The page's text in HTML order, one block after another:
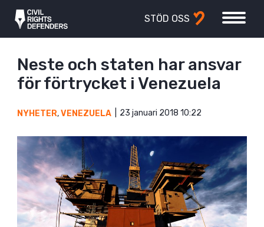
STÖD OSS
Neste och staten har ansvar
för förtrycket i Venezuela
NYHETER,VENEZUELA 23 januari 2018 10:22